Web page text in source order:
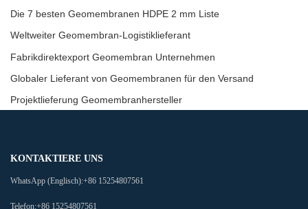
Die 7 besten Geomembranen HDPE 2 mm Liste
Weltweiter Geomembran-Logistiklieferant
Fabrikdirektexport Geomembran Unternehmen
Globaler Lieferant von Geomembranen für den Versand
Projektlieferung Geomembranhersteller
KONTAKTIERE UNS
WhatsApp (Englisch):+86 15254807561
Telefon:+86 15254807561